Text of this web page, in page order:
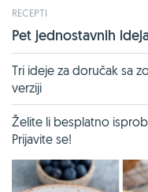
RECEPTI
Pet jednostavnih
Tri ideje za doručak sa
verziji
Želite li besplatno
Prijavite se!